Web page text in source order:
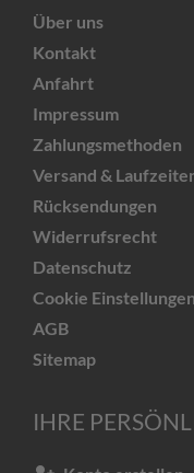
Über uns
Kontakt
Anfahrt
Impressum
Zahlungsmethoden
Versand &
Rücksendungen
Widerrufsrecht
Datenschutz
Cookie Einstellungen
AGB
Sitemap
IHRE